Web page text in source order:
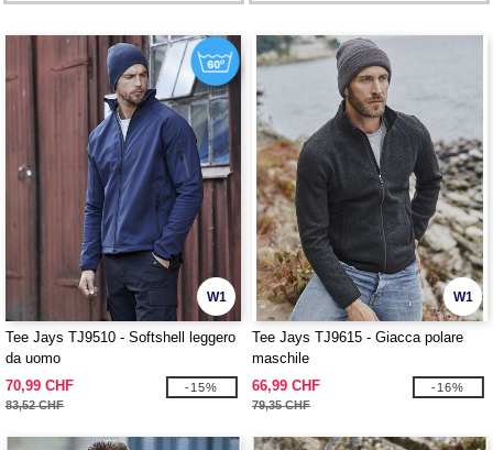
W1
Tee Jays TJ9510 - Softshell leggero
da uomo
70,99 CHF
83,52 CHF
-15%
W1
Tee Jays TJ9615 - Giacca polare
maschile
66,99 CHF
79,35 CHF
-16%